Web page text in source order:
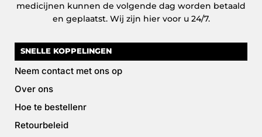
medicijnen kunnen de volgende dag worden betaald
en geplaatst. Wij zijn hier voor u 24/7.
SNELLE KOPPELINGEN
Neem contact met ons op
Over ons
Hoe te bestellenr
Retourbeleid